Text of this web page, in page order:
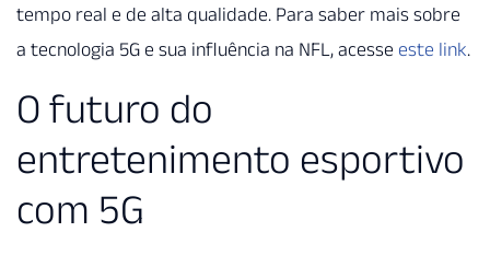
tempo real e de alta qualidade. Para saber mais sobre
a tecnologia 5G e sua influência na NFL, acesse este link.
O futuro do
entretenimento esportivo
com 5G